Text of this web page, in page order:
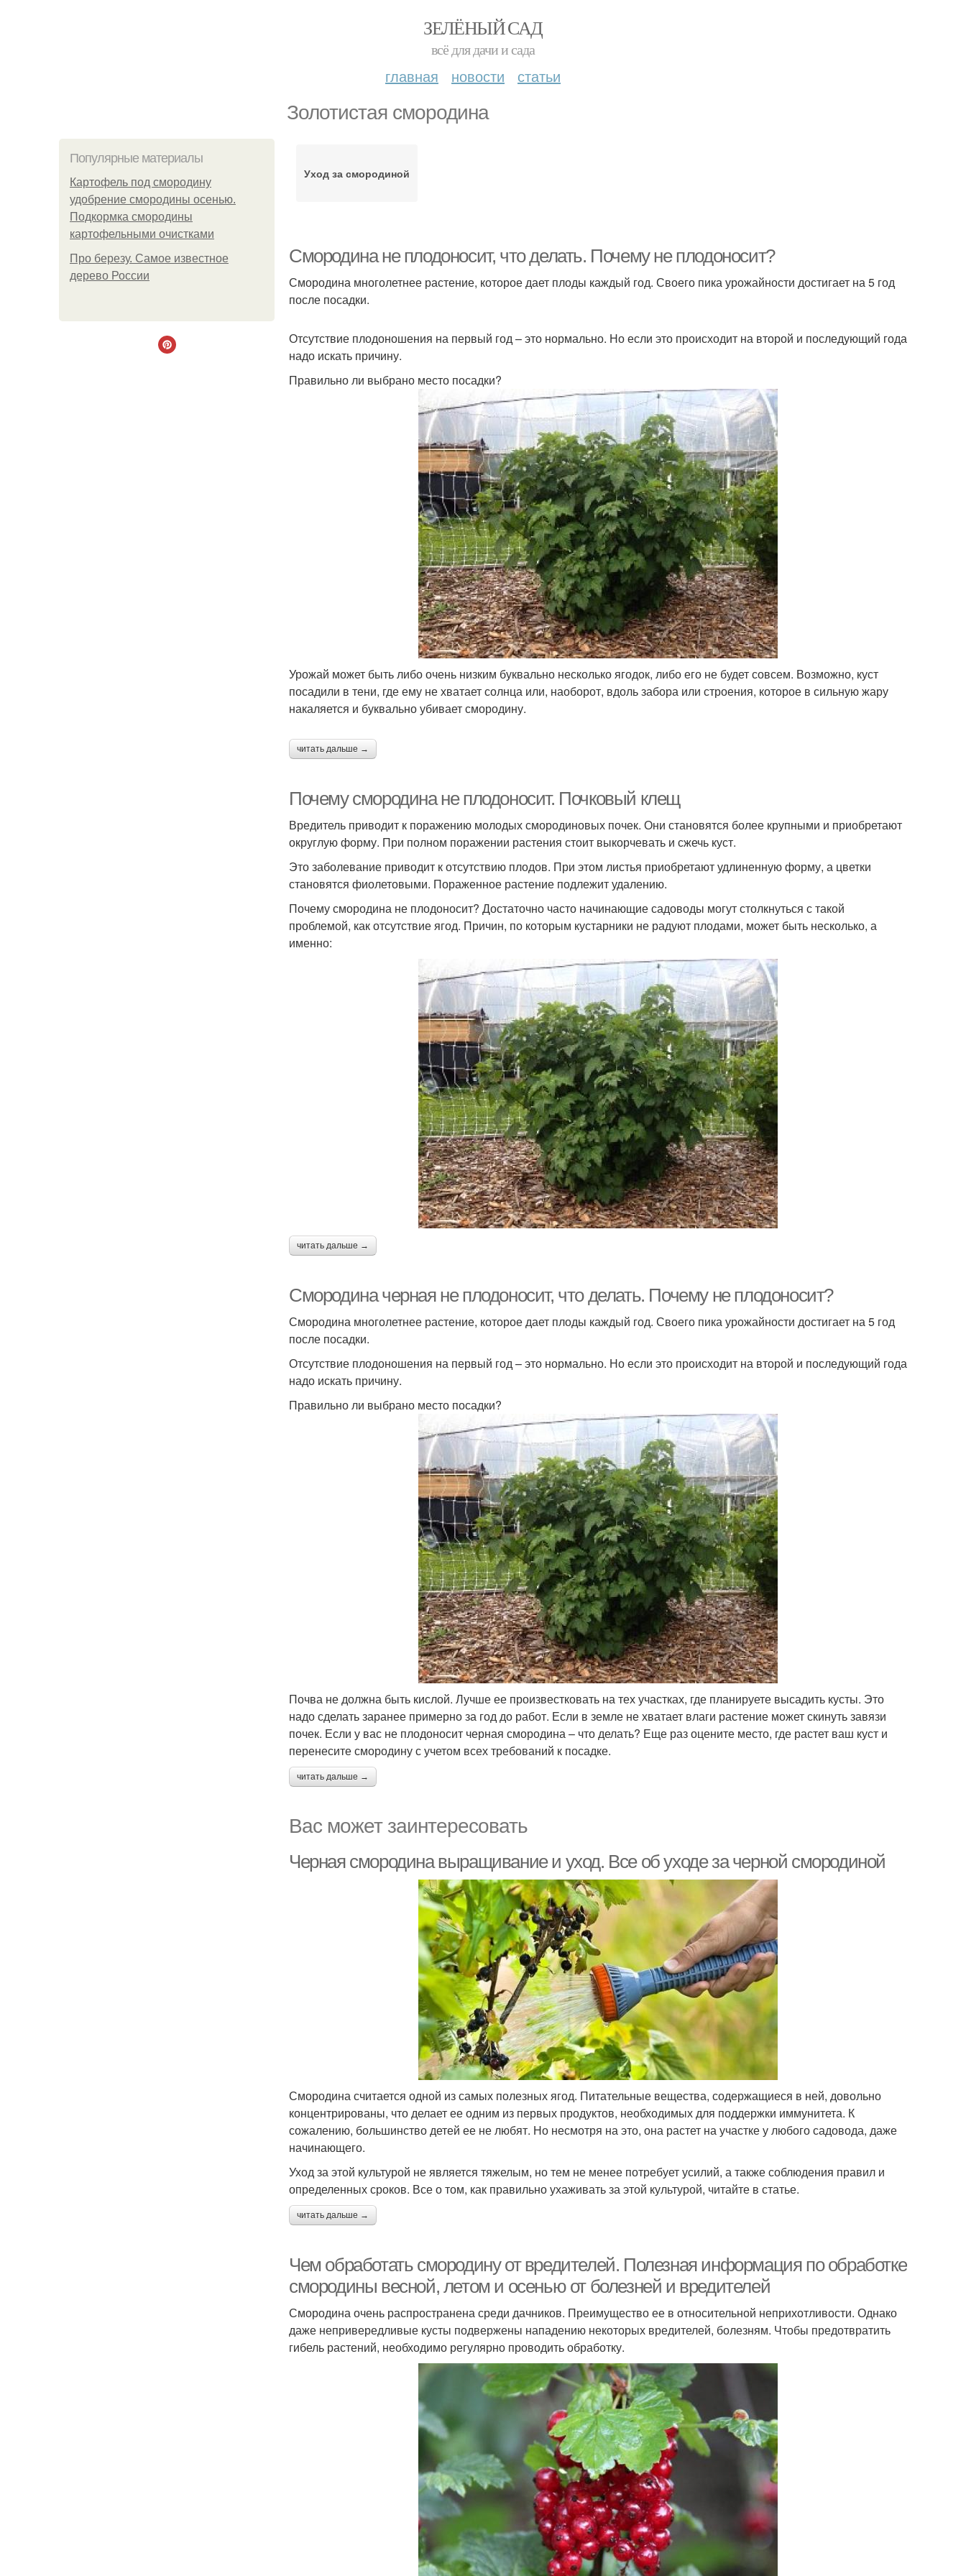
ЗЕЛЁНЫЙ САД
всё для дачи и сада
главная новости статьи
Золотистая смородина
Популярные материалы
Картофель под смородину
удобрение смородины осенью.
Подкормка смородины
картофельными очистками
Про березу. Самое известное
дерево России
Уход за смородиной
Смородина не плодоносит, что делать. Почему не плодоносит?
Смородина многолетнее растение, которое дает плоды каждый год. Своего пика урожайности достигает на 5 год
после посадки.
Отсутствие плодоношения на первый год – это нормально. Но если это происходит на второй и последующий года
надо искать причину.
Правильно ли выбрано место посадки?
Урожай может быть либо очень низким буквально несколько ягодок, либо его не будет совсем. Возможно, куст
посадили в тени, где ему не хватает солнца или, наоборот, вдоль забора или строения, которое в сильную жару
накаляется и буквально убивает смородину.
читать дальше →
Почему смородина не плодоносит. Почковый клещ
Вредитель приводит к поражению молодых смородиновых почек. Они становятся более крупными и приобретают
округлую форму. При полном поражении растения стоит выкорчевать и сжечь куст.
Это заболевание приводит к отсутствию плодов. При этом листья приобретают удлиненную форму, а цветки
становятся фиолетовыми. Пораженное растение подлежит удалению.
Почему смородина не плодоносит? Достаточно часто начинающие садоводы могут столкнуться с такой
проблемой, как отсутствие ягод. Причин, по которым кустарники не радуют плодами, может быть несколько, а
именно:
читать дальше →
Смородина черная не плодоносит, что делать. Почему не плодоносит?
Смородина многолетнее растение, которое дает плоды каждый год. Своего пика урожайности достигает на 5 год
после посадки.
Отсутствие плодоношения на первый год – это нормально. Но если это происходит на второй и последующий года
надо искать причину.
Правильно ли выбрано место посадки?
Почва не должна быть кислой. Лучше ее произвестковать на тех участках, где планируете высадить кусты. Это
надо сделать заранее примерно за год до работ. Если в земле не хватает влаги растение может скинуть завязи
почек. Если у вас не плодоносит черная смородина – что делать? Еще раз оцените место, где растет ваш куст и
перенесите смородину с учетом всех требований к посадке.
читать дальше →
Вас может заинтересовать
Черная смородина выращивание и уход. Все об уходе за черной смородиной
Смородина считается одной из самых полезных ягод. Питательные вещества, содержащиеся в ней, довольно
концентрированы, что делает ее одним из первых продуктов, необходимых для поддержки иммунитета. К
сожалению, большинство детей ее не любят. Но несмотря на это, она растет на участке у любого садовода, даже
начинающего.
Уход за этой культурой не является тяжелым, но тем не менее потребует усилий, а также соблюдения правил и
определенных сроков. Все о том, как правильно ухаживать за этой культурой, читайте в статье.
читать дальше →
Чем обработать смородину от вредителей. Полезная информация по обработке
смородины весной, летом и осенью от болезней и вредителей
Смородина очень распространена среди дачников. Преимущество ее в относительной неприхотливости. Однако
даже непривередливые кусты подвержены нападению некоторых вредителей, болезням. Чтобы предотвратить
гибель растений, необходимо регулярно проводить обработку.